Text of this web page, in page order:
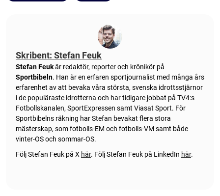
Skribent: Stefan Feuk
Stefan Feukär redaktör, reporter och krönikör på
Sportbibeln. Han är en erfaren sportjournalist med många års
erfarenhet av att bevaka våra största, svenska idrottsstjärnor
i de populäraste idrotterna och har tidigare jobbat på TV4:s
Fotbollskanalen, SportExpressen samt Viasat Sport. För
Sportbibelns räkning har Stefan bevakat flera stora
mästerskap, som fotbolls-EM och fotbolls-VM samt både
vinter-OS och sommar-OS.
Följ Stefan Feuk på X här. Följ Stefan Feuk på LinkedIn här.